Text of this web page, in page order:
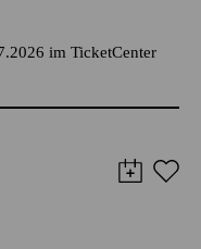
im TicketCenter